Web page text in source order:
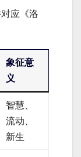
应《洛
象征意
义
智慧、
流动、
新生